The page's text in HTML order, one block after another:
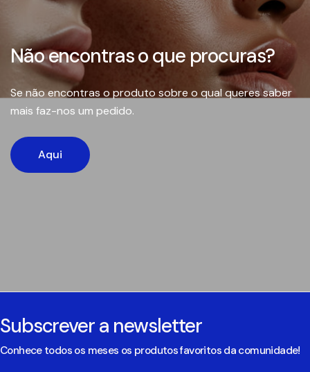
Não encontras o que procuras?
Se não encontras o produto sobre o qual queres saber
mais faz-nos um pedido.
Aqui
Subscrever a newsletter
Conhece todos os meses os produtos favoritos da comunidade!